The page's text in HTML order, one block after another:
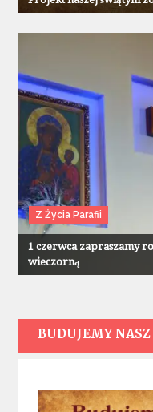
Z Życia Parafii
1 czerwca zapraszamy
wieczorną
BUDUJEMY